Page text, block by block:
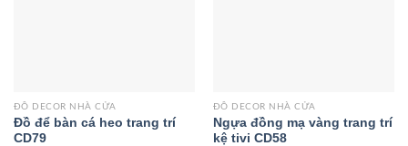
ĐỒ DECOR NHÀ CỬA
Đồ để bàn cá heo trang trí
CD79
ĐỒ DECOR NHÀ CỬA
Ngựa đồng mạ vàng trang trí
kệ tivi CD58